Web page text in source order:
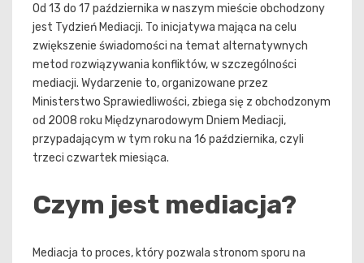
Od 13 do 17 października w naszym mieście obchodzony
jest Tydzień Mediacji. To inicjatywa mająca na celu
zwiększenie świadomości na temat alternatywnych
metod rozwiązywania konfliktów, w szczególności
mediacji. Wydarzenie to, organizowane przez
Ministerstwo Sprawiedliwości, zbiega się z obchodzonym
od 2008 roku Międzynarodowym Dniem Mediacji,
przypadającym w tym roku na 16 października, czyli
trzeci czwartek miesiąca.
Czym jest mediacja?
Mediacja to proces, który pozwala stronom sporu na